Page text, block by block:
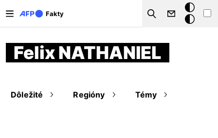
Fakty
Search
Tmavý
režim
Felix NATHANIEL
Dôležité Regióny Témy